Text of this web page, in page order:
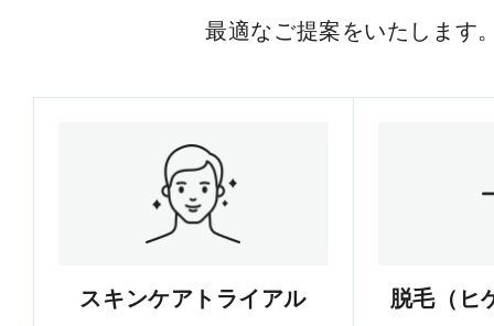
最適なご提案をいたします
スキンケアトライアル 脱毛（ヒ